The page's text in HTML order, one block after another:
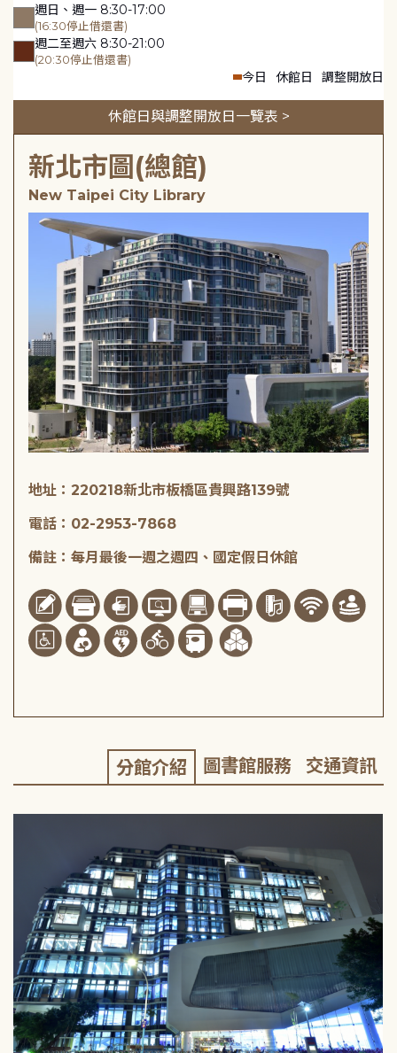
週日、週一 8:30-17:00
(16:30停止借還書)
週二至週六 8:30-21:00
(20:30停止借還書)
今日 休館日 調整開放日
休館日與調整開放日一覽表 >
新北市圖(總館)
New Taipei City Library
地址：220218新北市板橋區貴興路139號
電話：02-2953-7868
備註：每月最後一週之週四、國定假日休館
分館介紹 圖書館服務 交通資訊